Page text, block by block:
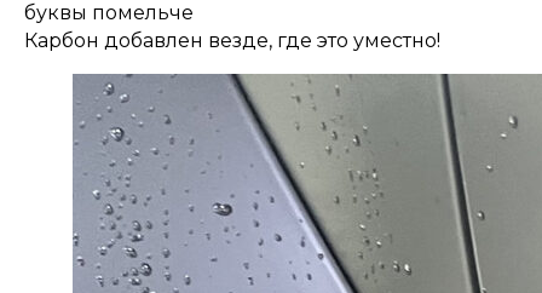
буквы помельче
Карбон добавлен везде, где это уместно!